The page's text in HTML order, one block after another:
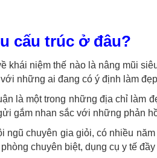
cấu trúc ở đâu?
khái niệm thế nào là nâng mũi
những ai đang có ý định làm
là một trong những địa chỉ làm
gắm nhan sắc với những phản
ngũ chuyên gia giỏi, có nhiều
chuyên biệt, dụng cụ y tế